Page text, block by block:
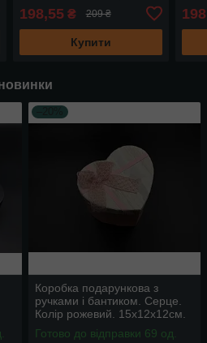
198,55₴ 209 ₴
Купити
Коробка подарункова з
ручками і бантиком. Серце.
Колір рожевий. 15х12х12см.
Готово до відправки 69 од.